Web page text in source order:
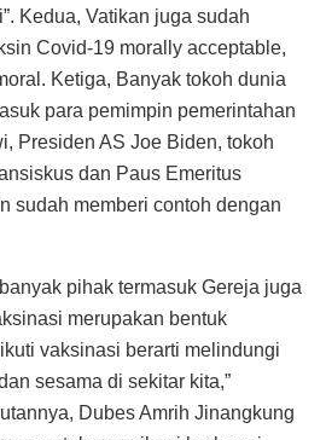
Kedua, Vatikan juga sudah
Covid-19 morally acceptable,
Ketiga, Banyak tokoh dunia
para pemimpin pemerintahan
Presiden AS Joe Biden, tokoh
dan Paus Emeritus
sudah memberi contoh dengan
pihak termasuk Gereja juga
merupakan bentuk
vaksinasi berarti melindungi
sesama di sekitar kita,”
Dubes Amrih Jinangkung